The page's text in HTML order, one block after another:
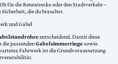
für die Rennstrecke oder den Stadtverkehr –
Sicherheit, die du brauchst.
und Gabel
entscheidend. Damit diese
passendenGabelsimmerringesowie
Fahrwerk ist die Grundvoraussetzung